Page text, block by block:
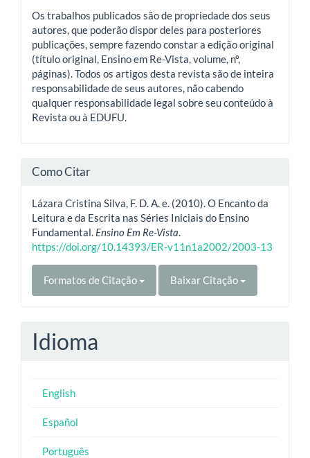
Os trabalhos publicados são de propriedade dos seus
autores, que poderão dispor deles para posteriores
publicações, sempre fazendo constar a edição original
(título original, Ensino em Re-Vista, volume, nº,
páginas). Todos os artigos desta revista são de inteira
responsabilidade de seus autores, não cabendo
qualquer responsabilidade legal sobre seu conteúdo à
Revista ou à EDUFU.
Como Citar
Lázara Cristina Silva, F. D. A. e. (2010). O Encanto da
Leitura e da Escrita nas Séries Iniciais do Ensino
Fundamental. Ensino Em Re-Vista
https://doi.org/10.14393/ER-v11n1a2002/2003-13
Formatos de Citação Baixar Citação
Idioma
English
Español
Português